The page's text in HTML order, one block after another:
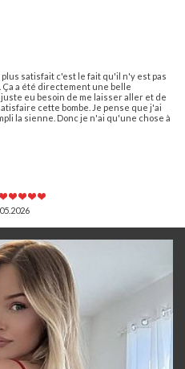
plus satisfait c'est le fait qu'il n'y est pas
a été directement une belle
eu besoin de me laisser aller et de
cette bombe. Je pense que j'ai
la sienne. Donc je n'ai qu'une chose à